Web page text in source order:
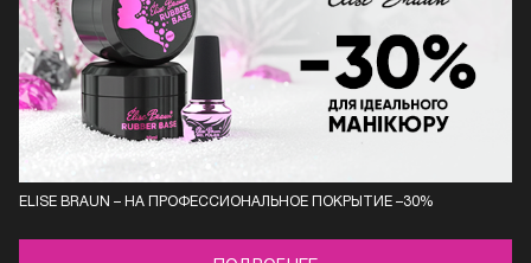
ELISE BRAUN – НА ПРОФЕССИОНАЛЬНОЕ ПОКРЫТИЕ –30%